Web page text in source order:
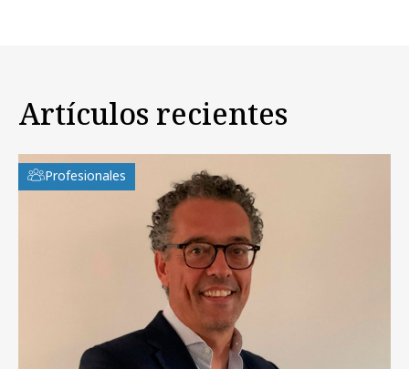
Artículos recientes
Profesionales